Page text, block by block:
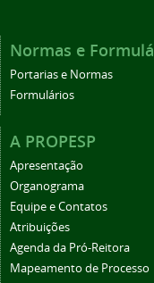
Normas e
Portarias e Normas
Formulários
A PROPESP
Apresentação
Organograma
Equipe e Contatos
Atribuições
Agenda da Pró-Reitora
Mapeamento de Processo